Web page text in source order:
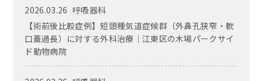
2026.03.26 呼吸器科
【術前後比較症例】短頭種気道症候群（外鼻孔狭窄・軟
口蓋過長）に対する外科治療｜江東区の木場パークサイ
ド動物病院